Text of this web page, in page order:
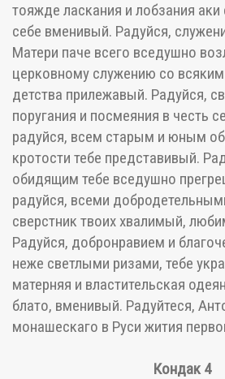
тояжде ласкания и лобзания
себе вменивый. Радуйся,
Матери паче всего вседушно
церковному служению со
детства прилежавый. Радуйся,
поругания и посмеяния в честь
радуйся, всем старым и юным
кротости тебе представивый.
обидящим тебе вседушно
радуйся, всеми
сверстник твоих хвалимый,
Радуйся, добронравием и
неже светлыми ризами, тебе
матерняя и властительская
блато, вменивый. Радуйтеся,
монашескаго в Руси жития
Кондак 4